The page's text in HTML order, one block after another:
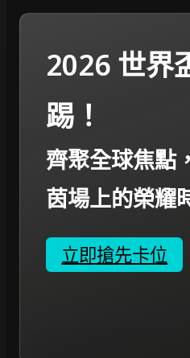
2026 世界
踢！
齊聚全球焦點
茵場上的榮耀
立即搶先卡位